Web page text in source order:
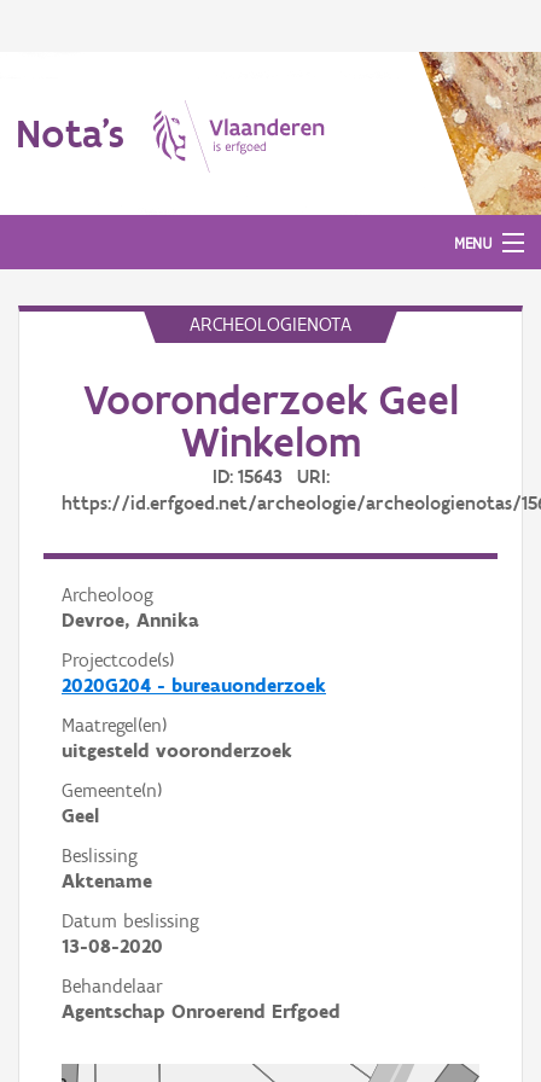
Nota's
MENU
Aanmelden
ARCHEOLOGIENOTA
Vooronderzoek Geel
Winkelom
ID: 15643 URI:
https://id.erfgoed.net/archeologie/archeologienotas/
Archeoloog
Devroe, Annika
Projectcode(s)
2020G204 - bureauonderzoek
Maatregel(en)
uitgesteld vooronderzoek
Gemeente(n)
Geel
Beslissing
Aktename
Datum beslissing
13-08-2020
Behandelaar
Agentschap Onroerend Erfgoed